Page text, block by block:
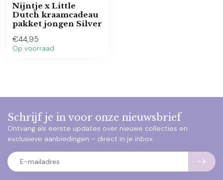
Nijntje x Little
Dutch kraamcadeau
pakket jongen Silver
€44,95
Op voorraad
Schrijf je in voor onze nieuwsbrief
Ontvang als eerste updates over nieuwe collecties en
exclusieve aanbiedingen – direct in je inbox.